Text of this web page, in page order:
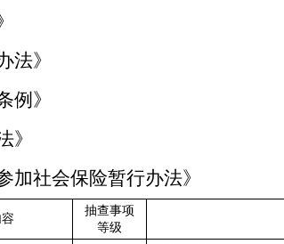
法》
例》
》
加社会保险暂行办法》
抽查事项
等级